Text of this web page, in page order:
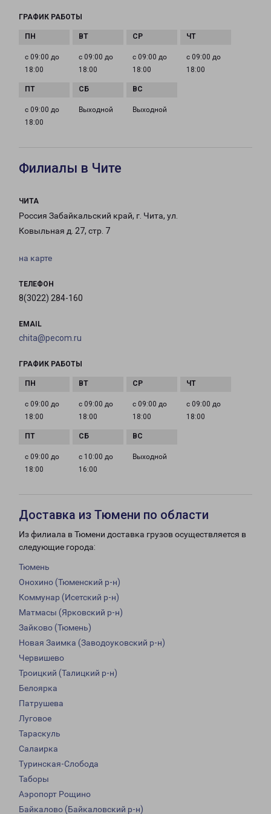
ГРАФИК РАБОТЫ
с 09:00 до
18:00
с 09:00 до
18:00
с 09:00 до
18:00
с 09:00 до
18:00
с 09:00 до
18:00
Выходной Выходной
Филиалы в Чите
ЧИТА
Россия Забайкальский край, г. Чита, ул.
Ковыльная д. 27, стр. 7
на карте
ТЕЛЕФОН
8(3022) 284-160
EMAIL
chita@pecom.ru
ГРАФИК РАБОТЫ
с 09:00 до
18:00
с 09:00 до
18:00
с 09:00 до
18:00
с 09:00 до
18:00
с 09:00 до
18:00
с 10:00 до
16:00
Выходной
Доставка из Тюмени по области
Из филиала в Тюмени доставка грузов осуществляется в
следующие города:
Тюмень
Онохино (Тюменский р-н)
Коммунар (Исетский р-н)
Матмасы (Ярковский р-н)
Зайково (Тюмень)
Новая Заимка (Заводоуковский р-н)
Червишево
Троицкий (Талицкий р-н)
Белоярка
Патрушева
Луговое
Тараскуль
Салаирка
Туринская-Слобода
Таборы
Аэропорт Рощино
Байкалово (Байкаловский р-н)